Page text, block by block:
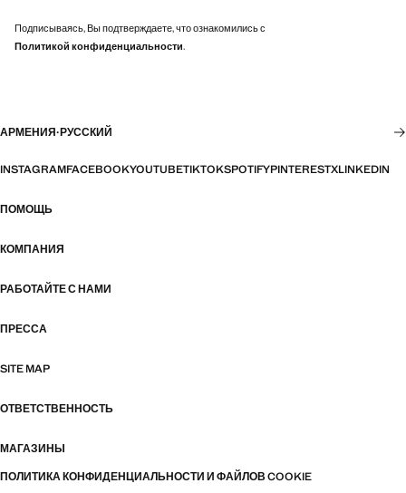
Подписываясь, Вы подтверждаете, что ознакомились с
Политикой конфиденциальности.
АРМЕНИЯ·РУССКИЙ
INSTAGRAMFACEBOOKYOUTUBETIKTOKSPOTIFYPINTERESTXLINKEDIN
ПОМОЩЬ
КОМПАНИЯ
РАБОТАЙТЕ С НАМИ
ПРЕССА
SITE MAP
ОТВЕТСТВЕННОСТЬ
МАГАЗИНЫ
ПОЛИТИКА КОНФИДЕНЦИАЛЬНОСТИ И ФАЙЛОВ COOKIE